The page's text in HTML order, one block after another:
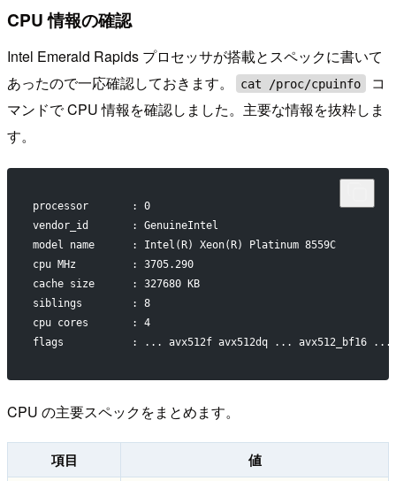
CPU 情報の確認
Intel Emerald Rapids プロセッサが搭載とスペックに書いて
あったので一応確認しておきます。
cat /proc/cpuinfo
コ
マンドで CPU 情報を確認しました。主要な情報を抜粋しま
す。
processor       : 0
vendor_id       : GenuineIntel
model name      : Intel(R) Xeon(R) Platinum 8559C
cpu MHz         : 3705.290
cache size      : 327680 KB
siblings        : 8
cpu cores       : 4
flags           : ... avx512f avx512dq ... avx512_bf16 ...
CPU の主要スペックをまとめます。
項目 値